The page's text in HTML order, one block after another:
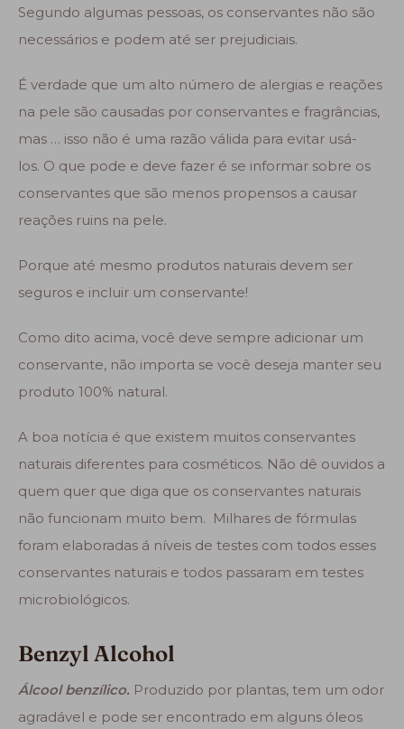
Segundo algumas pessoas, os conservantes não são
necessários e podem até ser prejudiciais.
É verdade que um alto número de alergias e reações
na pele são causadas por conservantes e fragrâncias,
mas … isso não é uma razão válida para evitar usá-
los. O que pode e deve fazer é se informar sobre os
conservantes que são menos propensos a causar
reações ruins na pele.
Porque até mesmo produtos naturais devem ser
seguros e incluir um conservante!
Como dito acima, você deve sempre adicionar um
conservante, não importa se você deseja manter seu
produto 100% natural.
A boa notícia é que existem muitos conservantes
naturais diferentes para cosméticos. Não dê ouvidos a
quem quer que diga que os conservantes naturais
não funcionam muito bem. Milhares de fórmulas
foram elaboradas á níveis de testes com todos esses
conservantes naturais e todos passaram em testes
microbiológicos.
Benzyl Alcohol
Álcool benzílico. Produzido por plantas, tem um odor
agradável e pode ser encontrado em alguns óleos